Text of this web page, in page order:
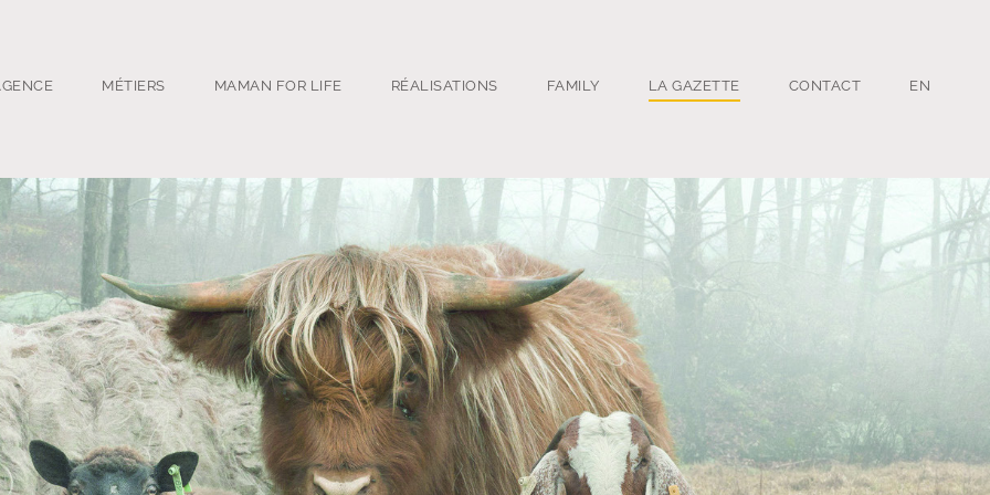
MÉTIERS MAMAN FOR LIFE RÉALISATIONS FAMILY LA GAZETTE CONTACT EN